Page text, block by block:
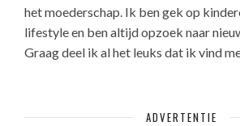
het moederschap. Ik ben gek op
lifestyle en ben altijd opzoek naar
Graag deel ik al het leuks dat ik vind
ADVERTENTIE